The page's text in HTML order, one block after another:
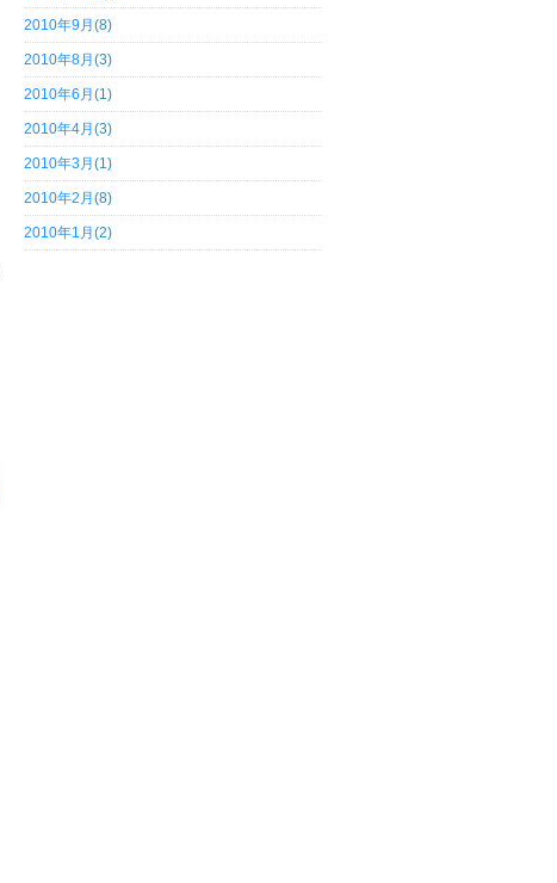
2010年9月 (8)
2010年8月 (3)
2010年6月 (1)
2010年4月 (3)
2010年3月 (1)
2010年2月 (8)
2010年1月 (2)